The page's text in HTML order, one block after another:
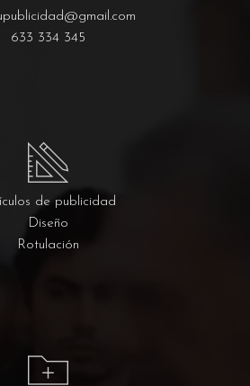
633 334 345
de publicidad
Diseño
Rotulación